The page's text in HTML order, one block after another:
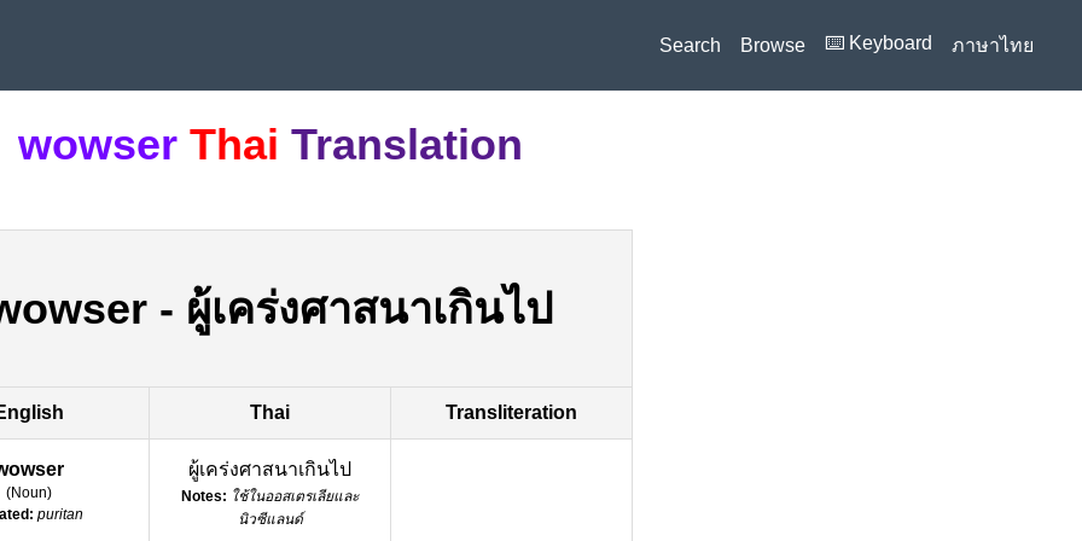
Search Browse ⌨️ Keyboard ภาษาไทย
wowser Thai Translation
- ผู้เคร่งศาสนาเกินไป
Thai Transliteration
(Noun)
puritan
ผู้เคร่งศาสนาเกินไป
Notes: ใช้ในออสเตรเลียและ
นิวซีแลนด์